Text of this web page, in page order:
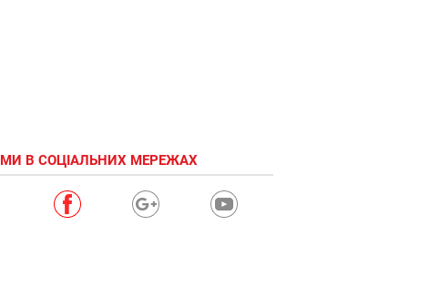
МИ В СОЦІАЛЬНИХ МЕРЕЖАХ